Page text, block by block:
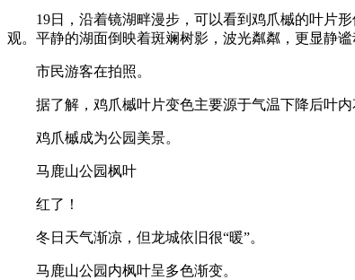
19日，沿着镜湖畔漫步，可以看到鸡爪槭的叶片
观。平静的湖面倒映着斑斓树影，波光粼粼，更显静谧
市民游客在拍照。
据了解，鸡爪槭叶片变色主要源于气温下降后叶
鸡爪槭成为公园美景。
马鹿山公园枫叶
红了！
冬日天气渐凉，但龙城依旧很“暖”。
马鹿山公园内枫叶呈多色渐变。